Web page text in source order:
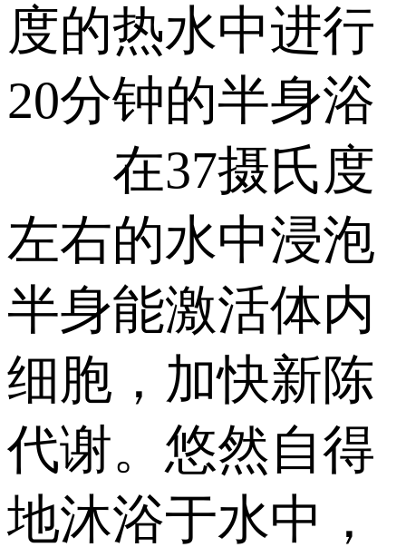
度的热水中进行
20分钟的半身浴
在37摄氏度
左右的水中浸泡
半身能激活体内
细胞，加快新陈
代谢。悠然自得
地沐浴于水中，